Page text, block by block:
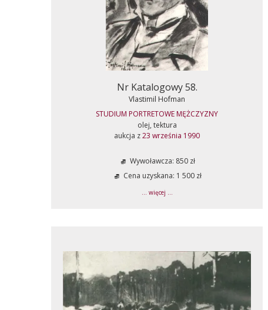
Nr Katalogowy 58.
Vlastimil Hofman
STUDIUM PORTRETOWE MĘŻCZYZNY
olej, tektura
aukcja z23 września 1990
Wywoławcza: 850 zł
Cena uzyskana: 1 500 zł
... więcej ...